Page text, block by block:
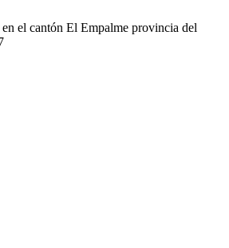
el cantón El Empalme provincia del